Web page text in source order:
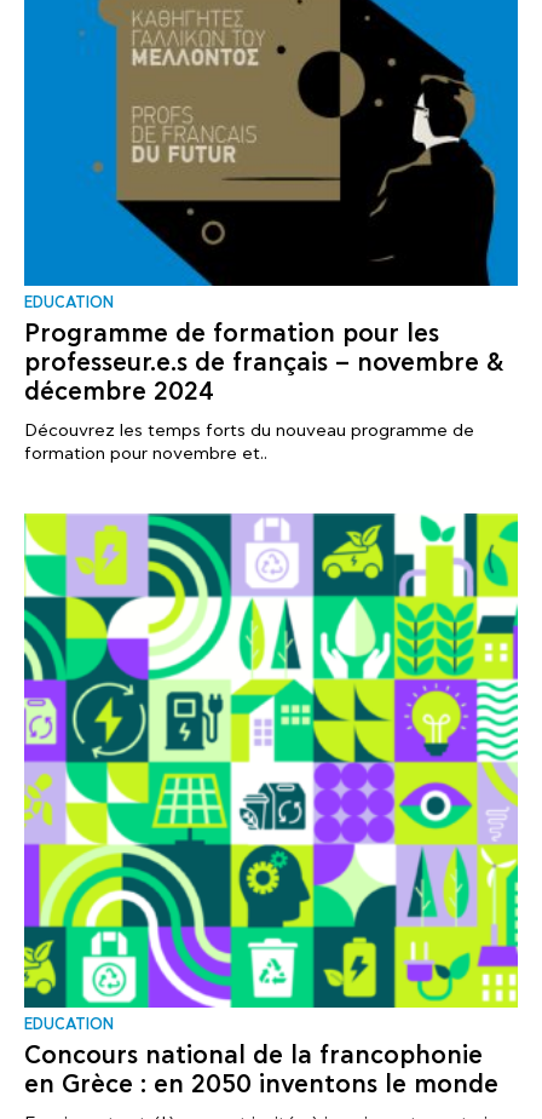
EDUCATION
Programme de formation pour les
professeur.e.s de français – novembre &
décembre 2024
Découvrez les temps forts du nouveau programme de
formation pour novembre et..
EDUCATION
Concours national de la francophonie
en Grèce : en 2050 inventons le monde